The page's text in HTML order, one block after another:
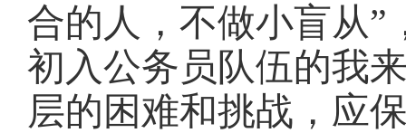
合的人，不做小盲从
初入公务员队伍的我
层的困难和挑战，应